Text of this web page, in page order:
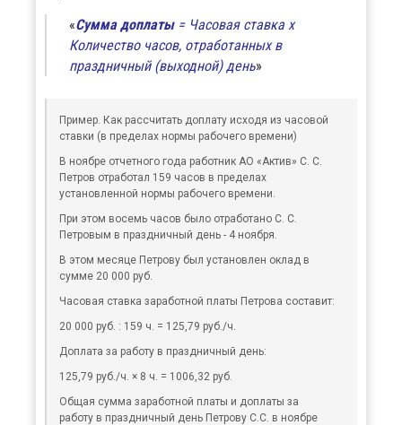
Сумма доплаты= Часовая ставка х
Количество часов, отработанных в
праздничный (выходной) день
Пример. Как рассчитать доплату исходя из часовой
ставки (в пределах нормы рабочего времени)
В ноябре отчетного года работник АО «Актив» С. С.
Петров отработал 159 часов в пределах
установленной нормы рабочего времени.
При этом восемь часов было отработано С. С.
Петровым в праздничный день - 4 ноября.
В этом месяце Петрову был установлен оклад в
сумме 20 000 руб.
Часовая ставка заработной платы Петрова составит:
20 000 руб. : 159 ч. = 125,79 руб./ч.
Доплата за работу в праздничный день:
125,79 руб./ч. × 8 ч. = 1006,32 руб.
Общая сумма заработной платы и доплаты за
работу в праздничный день Петрову С.С. в ноябре